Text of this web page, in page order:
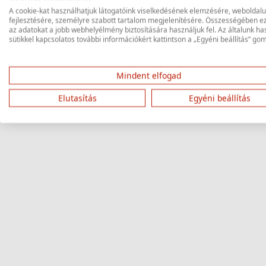
A cookie-kat használhatjuk látogatóink viselkedésének elemzésére,
fejlesztésére, személyre szabott tartalom megjelenítésére. Összességében
az adatokat a jobb webhelyélmény biztosítására használjuk fel. Az általunk
sütikkel kapcsolatos további információkért kattintson a „Egyéni beállítás”
Mindent elfogad
Elutasítás
Egyéni beállítás